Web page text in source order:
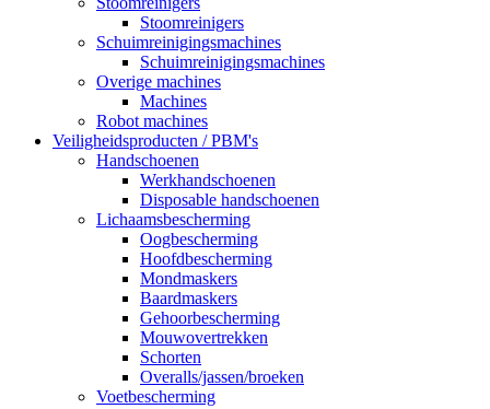
Stoomreinigers
Schuimreinigingsmachines
Schuimreinigingsmachines
Overige machines
Machines
Robot machines
Veiligheidsproducten / PBM's
Handschoenen
Werkhandschoenen
Disposable handschoenen
Lichaamsbescherming
Oogbescherming
Hoofdbescherming
Mondmaskers
Baardmaskers
Gehoorbescherming
Mouwovertrekken
Schorten
Overalls/jassen/broeken
Voetbescherming